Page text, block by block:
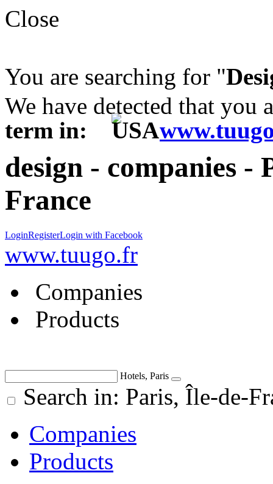
Close
You are searching for "
We have detected that you
term in:
design - companies -
France
LoginRegisterLogin with Facebook
www.tuugo.fr
Companies
Products
Hotels, Paris
Search in: Paris, Île-de-
Companies
Products